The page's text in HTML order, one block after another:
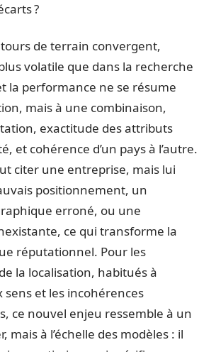
?
de terrain convergent,
volatile que dans la recherche
la performance ne se résume
mais à une combinaison,
exactitude des attributs
et cohérence d’un pays à l’autre.
citer une entreprise, mais lui
positionnement, un
erroné, ou une
ce qui transforme la
réputationnel. Pour les
la localisation, habitués à
et les incohérences
ce nouvel enjeu ressemble à un
mais à l’échelle des modèles : il